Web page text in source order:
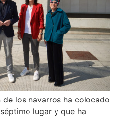
de los navarros ha colocado
lugar y que ha